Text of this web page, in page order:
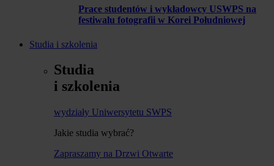
Prace studentów i wykładowcy USWPS na
festiwalu fotografii w Korei Południowej
Studia i szkolenia
Studia
i szkolenia
wydziały Uniwersytetu SWPS
Jakie studia wybrać?
Zapraszamy na Drzwi Otwarte